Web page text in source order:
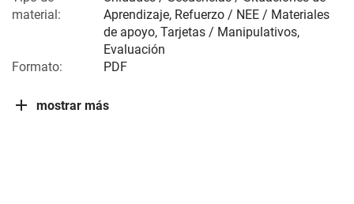
material:
Aprendizaje, Refuerzo / NEE / Materiales
de apoyo, Tarjetas / Manipulativos,
Evaluación
Formato:
PDF
mostrar más